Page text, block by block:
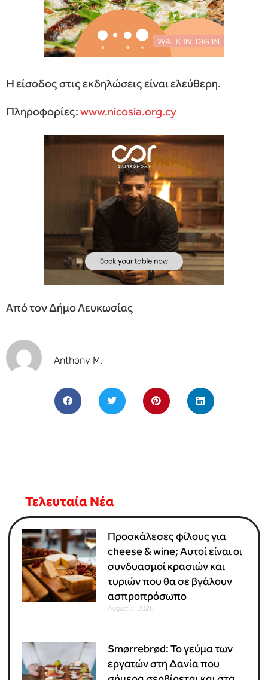
Η είσοδος στις εκδηλώσεις είναι ελεύθερη.
Πληροφορίες:www.nicosia.org.cy
Από τον Δήμο Λευκωσίας
Anthony M.
Τελευταία Νέα
Προσκάλεσες φίλους για
cheese & wine; Αυτοί είναι οι
συνδυασμοί κρασιών και
τυριών που θα σε βγάλουν
ασπροπρόσωπο
August 7, 2026
Smørrebrød: Το γεύμα των
εργατών στη Δανία που